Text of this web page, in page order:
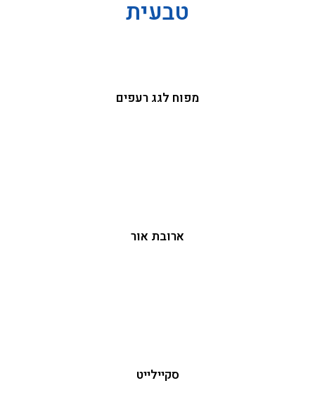
טבעית
מפוח לגג רעפים
ארובת אור
סקיילייט